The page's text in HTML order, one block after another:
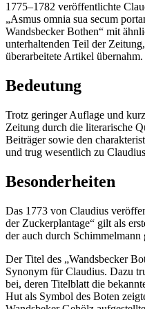
1775–1782 veröffentlichte
„Asmus omnia sua secum
Wandsbecker Bothen“ mit
unterhaltenden Teil der
überarbeitete Artikel übernahm.
Bedeutung
Trotz geringer Auflage und
Zeitung durch die literarische
Beiträger sowie den
und trug wesentlich zu
Besonderheiten
Das 1773 von Claudius
der Zuckerplantage“ gilt als
der auch durch Schimmelmann
Der Titel des „Wandsbecker
Synonym für Claudius. Dazu
bei, deren Titelblatt die
Hut als Symbol des Boten